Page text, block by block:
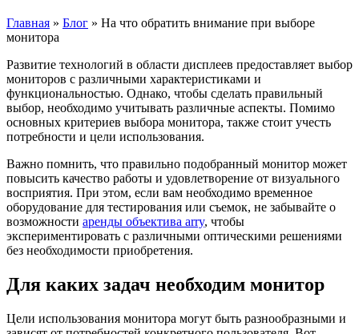
Главная » Блог » На что обратить внимание при выборе
монитора
Развитие технологий в области дисплеев предоставляет выбор
мониторов с различными характеристиками и
функциональностью. Однако, чтобы сделать правильный
выбор, необходимо учитывать различные аспекты. Помимо
основных критериев выбора монитора, также стоит учесть
потребности и цели использования.
Важно помнить, что правильно подобранный монитор может
повысить качество работы и удовлетворение от визуального
восприятия. При этом, если вам необходимо временное
оборудование для тестирования или съемок, не забывайте о
возможности аренды объектива arry, чтобы
экспериментировать с различными оптическими решениями
без необходимости приобретения.
Для каких задач необходим монитор
Цели использования монитора могут быть разнообразными и